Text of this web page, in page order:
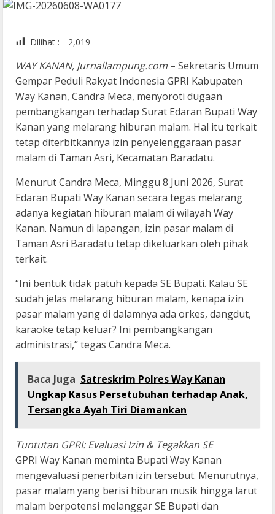
Dilihat : 2,019
WAY KANAN, Jurnallampung.com – Sekretaris Umum
Gempar Peduli Rakyat Indonesia GPRI Kabupaten
Way Kanan, Candra Meca, menyoroti dugaan
pembangkangan terhadap Surat Edaran Bupati Way
Kanan yang melarang hiburan malam. Hal itu terkait
tetap diterbitkannya izin penyelenggaraan pasar
malam di Taman Asri, Kecamatan Baradatu.
Menurut Candra Meca, Minggu 8 Juni 2026, Surat
Edaran Bupati Way Kanan secara tegas melarang
adanya kegiatan hiburan malam di wilayah Way
Kanan. Namun di lapangan, izin pasar malam di
Taman Asri Baradatu tetap dikeluarkan oleh pihak
terkait.
“Ini bentuk tidak patuh kepada SE Bupati. Kalau SE
sudah jelas melarang hiburan malam, kenapa izin
pasar malam yang di dalamnya ada orkes, dangdut,
karaoke tetap keluar? Ini pembangkangan
administrasi,” tegas Candra Meca.
Baca Juga Satreskrim Polres Way Kanan
Ungkap Kasus Persetubuhan terhadap Anak,
Tersangka Ayah Tiri Diamankan
Tuntutan GPRI: Evaluasi Izin & Tegakkan SE
GPRI Way Kanan meminta Bupati Way Kanan
mengevaluasi penerbitan izin tersebut. Menurutnya,
pasar malam yang berisi hiburan musik hingga larut
malam berpotensi melanggar SE Bupati dan